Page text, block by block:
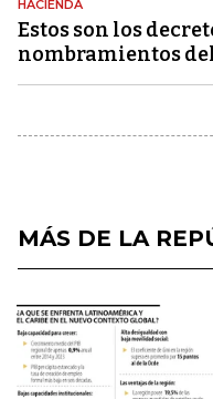
HACIENDA
Estos son los
nombramientos
MÁS DE LA